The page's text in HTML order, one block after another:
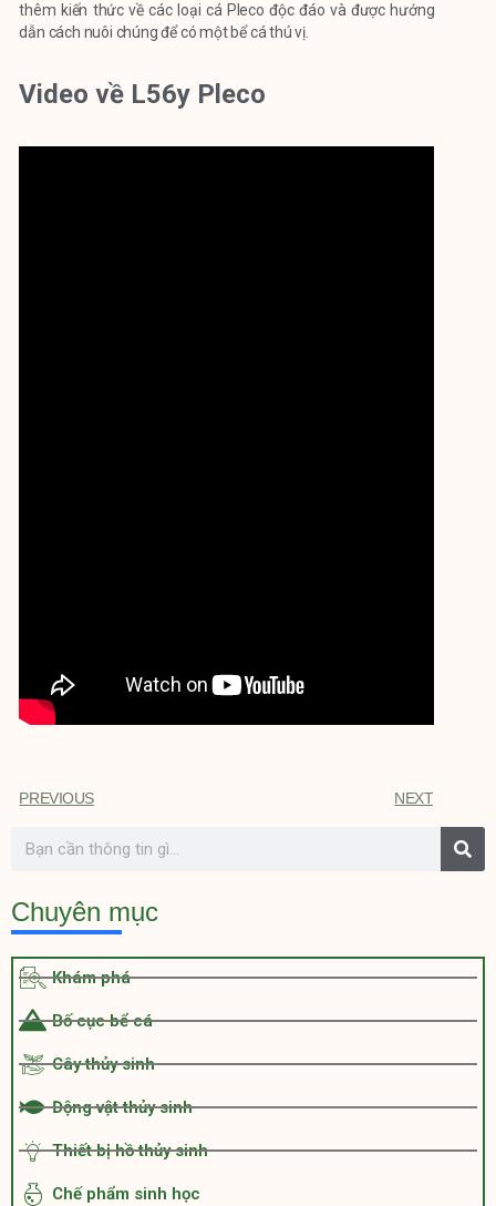
thêm kiến thức về các loại cá Pleco độc đáo và được hướng
dẫn cách nuôi chúng để có một bể cá thú vị.
Video về L56y Pleco
PREVIOUS NEXT
Chuyên mục
Khám phá
Bố cục bể cá
Cây thủy sinh
Động vật thủy sinh
Thiết bị hồ thủy sinh
Chế phẩm sinh học